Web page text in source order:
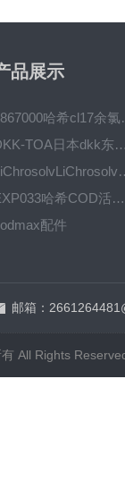
品展示
6867000
DKK-TOA日本dkk东亚电
EXP033哈希COD活塞泵价格 EXP033
配件
邮箱：
有 All Rights